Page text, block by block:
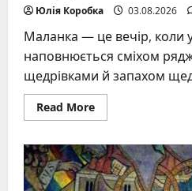
Юлія Коробка 03.08.2026
Маланка — це вечір, коли
наповнюється сміхом
щедрівками й запахом
Read MoreRead
more
з
Маланкою:
традиції,
вірші